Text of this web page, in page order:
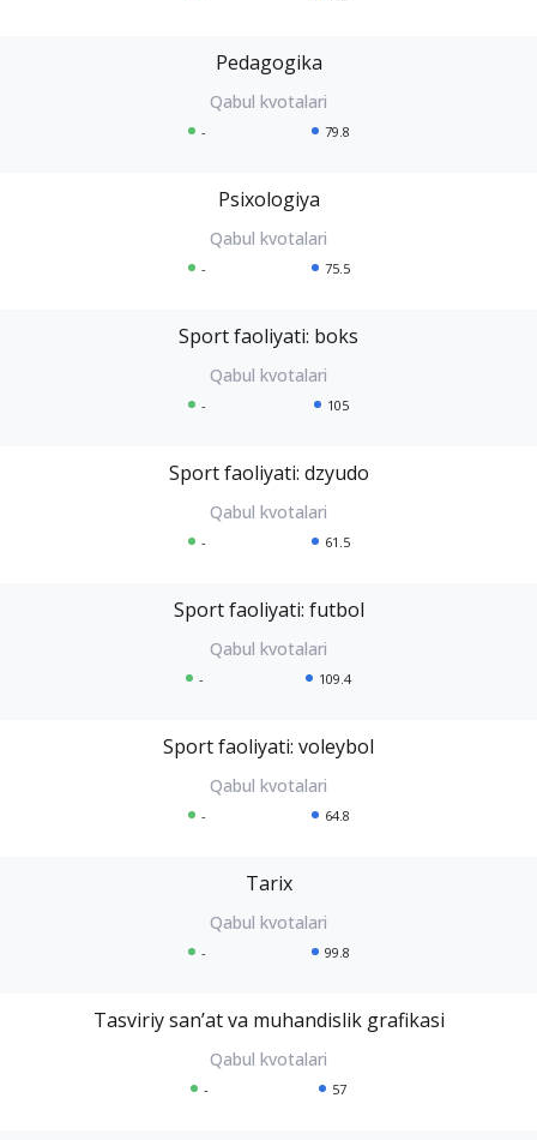
Pedagogika
- 79.8
Psixologiya
- 75.5
Sport faoliyati: boks
- 105
Sport faoliyati: dzyudo
- 61.5
Sport faoliyati: futbol
- 109.4
Sport faoliyati: voleybol
- 64.8
Tarix
- 99.8
Tasviriy sanʼat va muhandislik grafikasi
- 57